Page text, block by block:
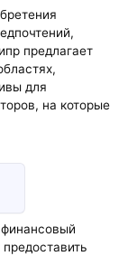
предлагает
для
на которые